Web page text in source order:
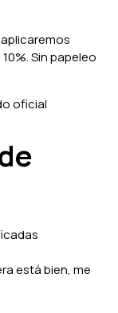
Sin papeleo
oficial
está bien, me